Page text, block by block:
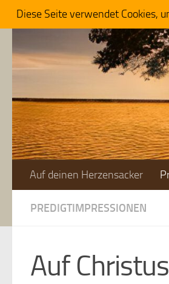
Zum Inhalt springen
Auf deinen Herzensacker
PREDIGTIMPRESSIONEN
Auf
Diese Seite verwendet Cookies,